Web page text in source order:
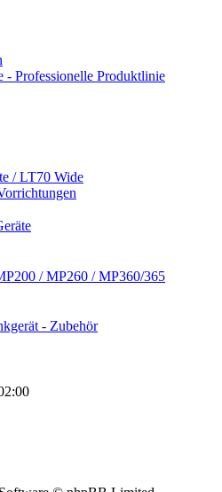
- Professionelle Produktlinie
/ LT70 Wide
/ MP260 / MP360/365
- Zubehör